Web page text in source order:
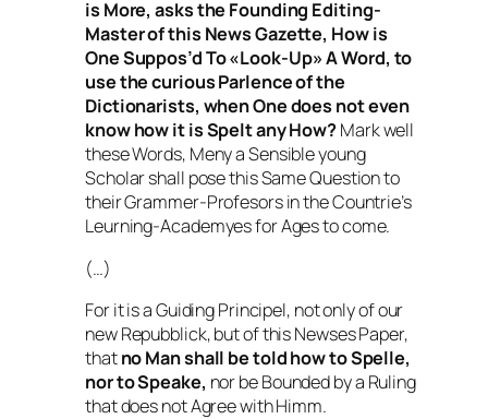
is More, asks the Founding Editing-
Master of this News Gazette, How is
One Suppos’d To «Look-Up» A Word, to
use the curious Parlence of the
Dictionarists, when One does not even
know how it is Spelt any How?Mark well
these Words, Meny a Sensible young
Scholar shall pose this Same Question to
their Grammer-Profesors in the Countrie’s
Leurning-Academyes for Ages to come.
(…)
For it is a Guiding Principel, not only of our
new Repubblick, but of this Newses Paper,
thatno Man shall be told how to Spelle,
nor to Speake, nor be Bounded by a Ruling
that does not Agree with Himm.